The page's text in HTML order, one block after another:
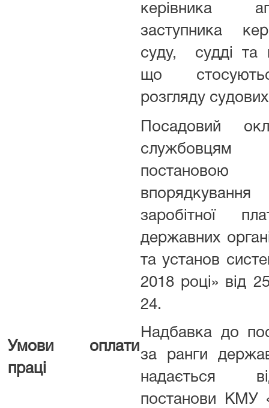
керівника
заступника
суду, судді та
що
розгляду
Умови оплати
праці
Посадовий
службовцям
заробітної
державних
та установ
2018 році» від
24.
Надбавка до
за ранги
надається
постанови КМУ